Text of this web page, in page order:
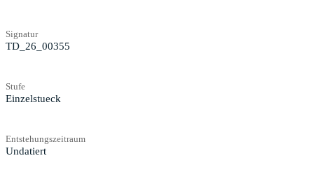
Signatur
TD_26_00355
Stufe
Einzelstueck
Entstehungszeitraum
Undatiert